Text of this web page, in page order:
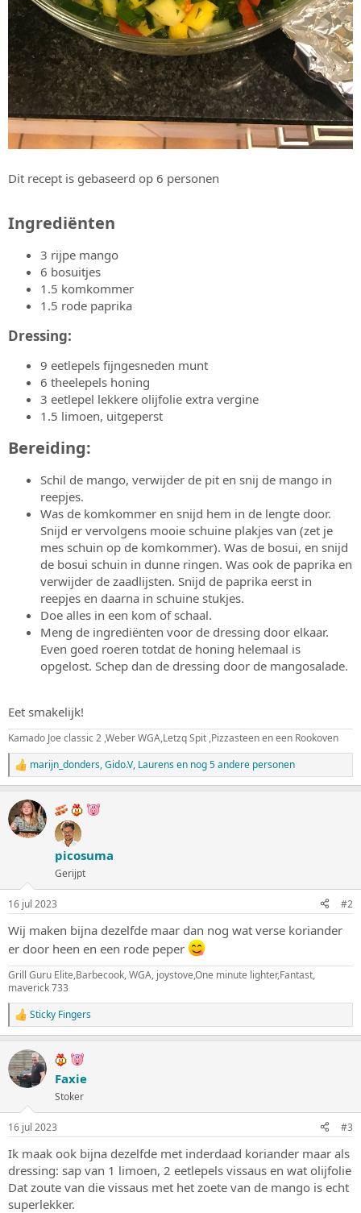
Dit recept is gebaseerd op 6 personen
Ingrediënten​
3 rijpe mango
6 bosuitjes
1.5 komkommer
1.5 rode paprika
Dressing:​
9 eetlepels fijngesneden munt
6 theelepels honing
3 eetlepel lekkere olijfolie extra vergine
1.5 limoen, uitgeperst
Bereiding:​
Schil de mango, verwijder de pit en snij de mango in
reepjes.
Was de komkommer en snijd hem in de lengte door.
Snijd er vervolgens mooie schuine plakjes van (zet je
mes schuin op de komkommer). Was de bosui, en snijd
de bosui schuin in dunne ringen. Was ook de paprika en
verwijder de zaadlijsten. Snijd de paprika eerst in
reepjes en daarna in schuine stukjes.
Doe alles in een kom of schaal.
Meng de ingrediënten voor de dressing door elkaar.
Even goed roeren totdat de honing helemaal is
opgelost. Schep dan de dressing door de mangosalade.
Eet smakelijk!
Kamado Joe classic 2 ,Weber WGA,Letzq Spit ,Pizzasteen en een Rookoven
W
a
r
d
e
g
e
n
:
marijn_donders,Gido.V, Laurensen nog 5 andere personen
picosuma
Gerijpt
16 jul 2023 #2
Wij maken bijna dezelfde maar dan nog wat verse koriander
er door heen en een rode peper
Grill Guru Elite,Barbecook, WGA, joystove,One minute lighter,Fantast,
maverick 733
W
a
r
d
e
i
n
g
e
n
:
Sticky Fingers
Faxie
Stoker
16 jul 2023 #3
Ik maak ook bijna dezelfde met inderdaad koriander maar als
dressing: sap van 1 limoen, 2 eetlepels vissaus en wat olijfolie
Dat zoute van die vissaus met het zoete van de mango is echt
superlekker.